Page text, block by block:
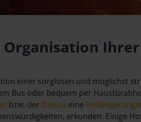
Organisation
einer sorglosen und möglichst
Bus oder bequem per
bzw. der Donau eine
erkunden. Einige